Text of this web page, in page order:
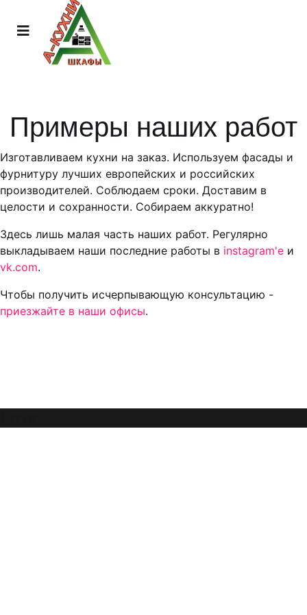
Примеры наших работ
Изготавливаем кухни на заказ. Используем фасады и
фурнитуру лучших европейских и российских
производителей. Соблюдаем сроки. Доставим в
целости и сохранности. Собираем аккуратно!
Здесь лишь малая часть наших работ. Регулярно
выкладываем наши последние работы в instagram'е и
vk.com.
Чтобы получить исчерпывающую консультацию -
приезжайте в наши офисы.